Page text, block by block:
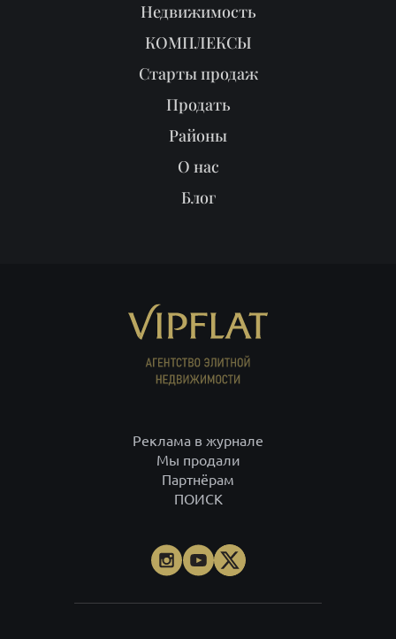
Недвижимость
КОМПЛЕКСЫ
Старты продаж
Продать
Районы
О нас
Блог
Реклама в журнале
Мы продали
Партнёрам
ПОИСК